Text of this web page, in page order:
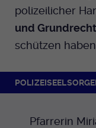
polizeilicher
und
schützen haben.
Pfarrerin